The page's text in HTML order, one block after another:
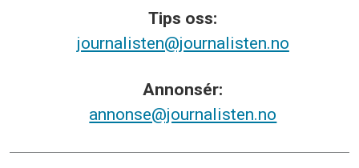
Tips oss:
journalisten@journalisten.no
Annonsér:
annonse@journalisten.no